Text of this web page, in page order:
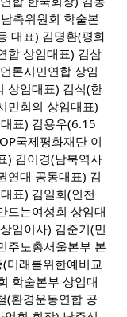
측위원회 학술본
대표) 김명환(평화
합 상임대표) 김삼
론시민연합 상임
상임대표) 김식(한
민회의 상임대표)
표) 김용우(6.15
국제평화재단 이
) 김이경(남북역사
연대 공동대표) 김
표) 김일회(인천
드는여성회 상임대
임이사) 김준기(민
주노총서울본부 본
미래를위한예비교
학술본부 상임대
(환경운동연합 공